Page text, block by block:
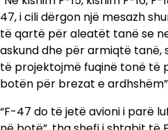
47, i cili dërgon një mesazh
të qartë për aleatët tanë se
askund dhe për armiqtë tanë,
të projektojmë fuqinë tonë të
botën për brezat e
“F-47 do të jetë avioni i parë